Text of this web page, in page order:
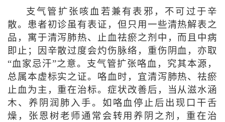
支气管扩张咳血若兼有表邪，不可过于辛
散。患者初诊虽有表证，但只用一些清热解表之
品，寓于清泻肺热、止血祛瘀之剂中，而且中病
即止；因辛散过度会灼伤脉络，重伤阴血，亦取
“血家忌汗”之意。支气管扩张咯血，究其本源，
总属本虚标实之证。咯血时，宜清泻肺热、祛瘀
止血为主，重在治标。症状改善后，当从滋水涵
木、养阴润肺入手。如咯血停止后出现口干舌
燥，张恩树老师通常会转用养阴之剂，重在治